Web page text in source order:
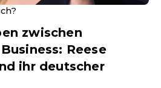
zwischen
Reese
ihr deutscher